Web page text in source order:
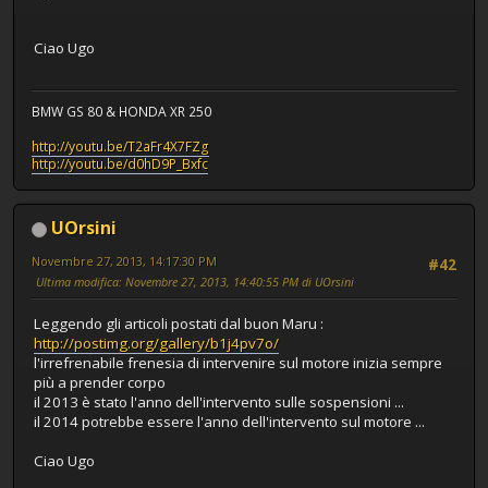
Ciao Ugo
BMW GS 80 & HONDA XR 250
http://youtu.be/T2aFr4X7FZg
http://youtu.be/d0hD9P_Bxfc
UOrsini
#42
Novembre 27, 2013, 14:17:30 PM
Ultima modifica: Novembre 27, 2013, 14:40:55 PM di UOrsini
Leggendo gli articoli postati dal buon Maru :
http://postimg.org/gallery/b1j4pv7o/
l'irrefrenabile frenesia di intervenire sul motore inizia sempre
più a prender corpo
il 2013 è stato l'anno dell'intervento sulle sospensioni ...
il 2014 potrebbe essere l'anno dell'intervento sul motore ...
Ciao Ugo